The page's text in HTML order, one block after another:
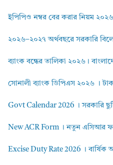
ইপিপিও নম্বর বের করার নিয়ম
২০২৬–২০২৭ অর্থবছরে সরকারি
ব্যাংক বন্ধের তালিকা ২০২৬।
সোনালী ব্যাংক ডিপিএস ২০২৬ ।
Govt Calendar 2026 । সরকারি
New ACR Form । নতুন এসিআর
Excise Duty Rate 2026 । বার্ষিক